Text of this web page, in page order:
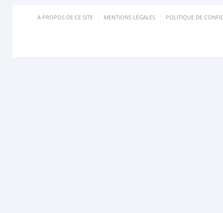
A PROPOS DE CE SITE MENTIONS LÉGALES POLITIQUE DE